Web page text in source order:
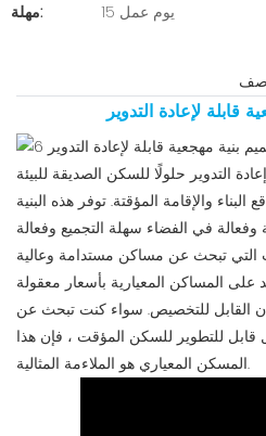
مهلة:
15 يوم عمل
قابلة لإعادة التدوير
التدوير حلولًا للسكن الصديقة للبيئة
البناء والإقامة المؤقتة. توفر هذه البنية
في الفضاء سهلة التجميع وفعالة
التي تبحث عن مساكن مستدامة وعالية
على المساكن المعيارية بأسعار معقولة
القابل للتخصيص. سواء كنت تبحث عن
قابل للتطوير للسكن المؤقت ، فإن هذا
المسكن المعياري هو الملاءمة المثالية.